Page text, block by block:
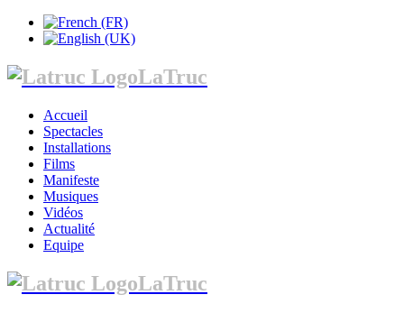
LaTruc
Accueil
Spectacles
Installations
Films
Manifeste
Musiques
Vidéos
Actualité
Equipe
LaTruc